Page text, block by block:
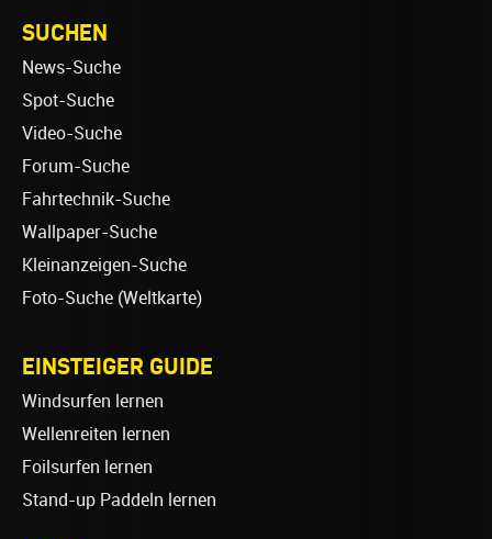
SUCHEN
News-Suche
Spot-Suche
Video-Suche
Forum-Suche
Fahrtechnik-Suche
Wallpaper-Suche
Kleinanzeigen-Suche
Foto-Suche (Weltkarte)
EINSTEIGER GUIDE
Windsurfen lernen
Wellenreiten lernen
Foilsurfen lernen
Stand-up Paddeln lernen